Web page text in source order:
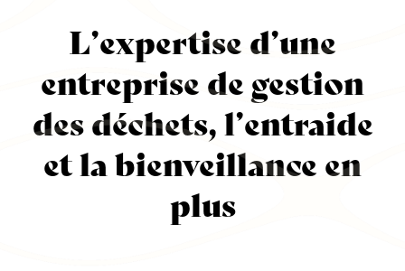
L’expertise d’une
entreprise de gestion
des déchets, l’entraide
et la bienveillance en
plus